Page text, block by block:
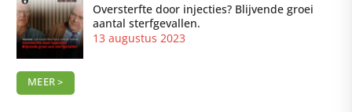
Oversterfte door injecties? Blijvende groei
aantal sterfgevallen.
13 augustus 2023
MEER >